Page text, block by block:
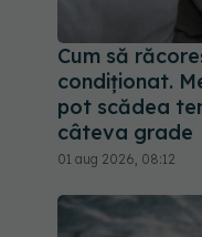
Cum să
condiționat.
pot scădea
câteva grade
01 aug 2026, 08:12